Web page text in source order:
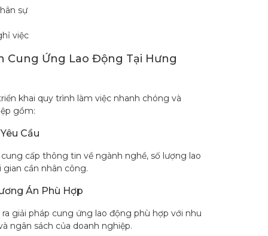
sự
việc
Cung Ứng Lao Động Tại Hưng
khai quy trình làm việc nhanh chóng và
gồm:
Cầu
cấp thông tin về ngành nghề, số lượng lao
cần nhân công.
Án Phù Hợp
giải pháp cung ứng lao động phù hợp với nhu
ngân sách của doanh nghiệp.